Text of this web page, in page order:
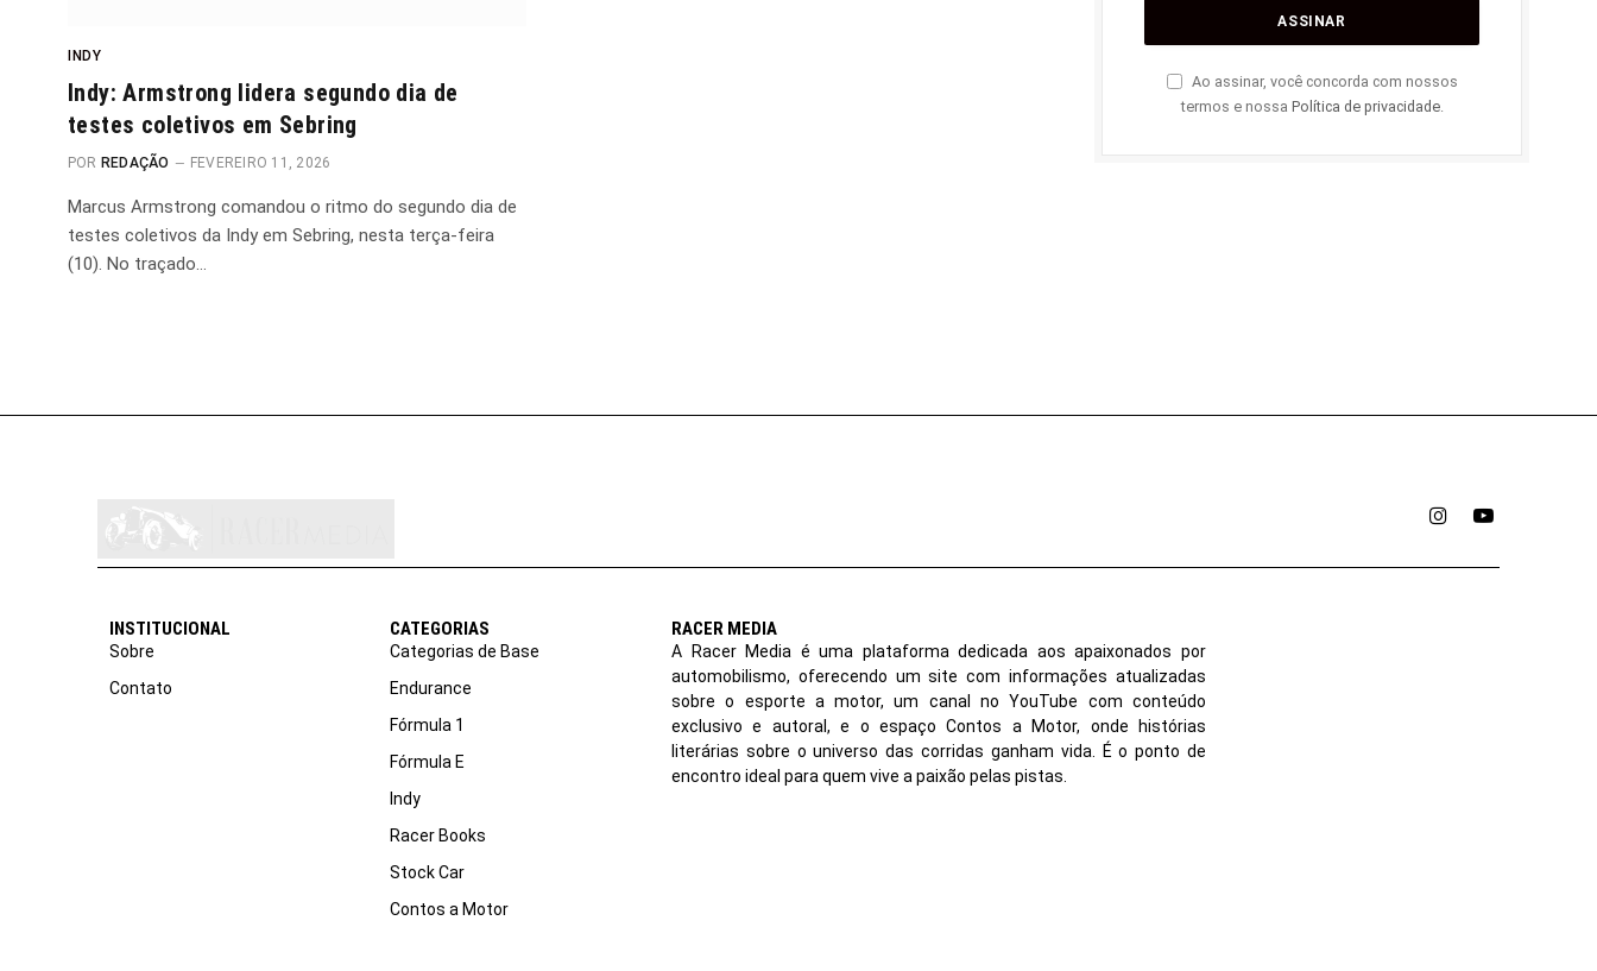
INDY
Indy: Armstrong lidera segundo dia de
testes coletivos em Sebring
POR REDAÇÃO FEVEREIRO 11, 2026
Marcus Armstrong comandou o ritmo do segundo dia de
testes coletivos da Indy em Sebring, nesta terça-feira
(10). No traçado…
Ao assinar, você concorda com nossos
termos e nossa Política de privacidade.
InstagramYouTube
INSTITUCIONAL
Sobre
Contato
CATEGORIAS
Categorias de Base
Endurance
Fórmula 1
Fórmula E
Indy
Racer Books
Stock Car
Contos a Motor
RACER MEDIA
A Racer Media é uma plataforma dedicada aos apaixonados por
automobilismo, oferecendo um site com informações atualizadas
sobre o esporte a motor, um canal no YouTube com conteúdo
exclusivo e autoral, e o espaço Contos a Motor, onde histórias
literárias sobre o universo das corridas ganham vida. É o ponto de
encontro ideal para quem vive a paixão pelas pistas.